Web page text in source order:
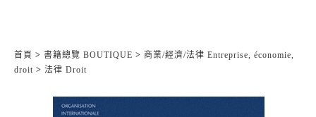
首頁 > 書籍總覽 BOUTIQUE > 商業/經濟/法律 Entreprise, économie,
droit > 法律 Droit